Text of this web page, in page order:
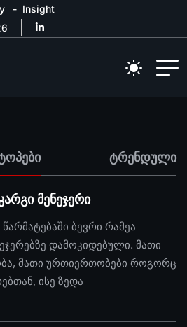
Insight
ტრენდული
მენეჯერი
ბევრი რამეა
დამოკიდებული. მათი
მათი ურთიერთობები როგორც
ისე ზედა